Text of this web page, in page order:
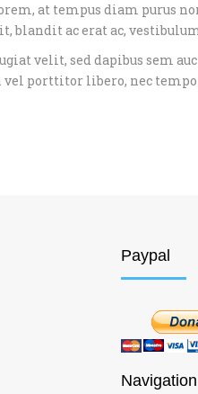
at tempus diam purus
blandit ac erat ac,
velit, sed dapibus sem
vel porttitor libero, nec
Paypal
Navigation